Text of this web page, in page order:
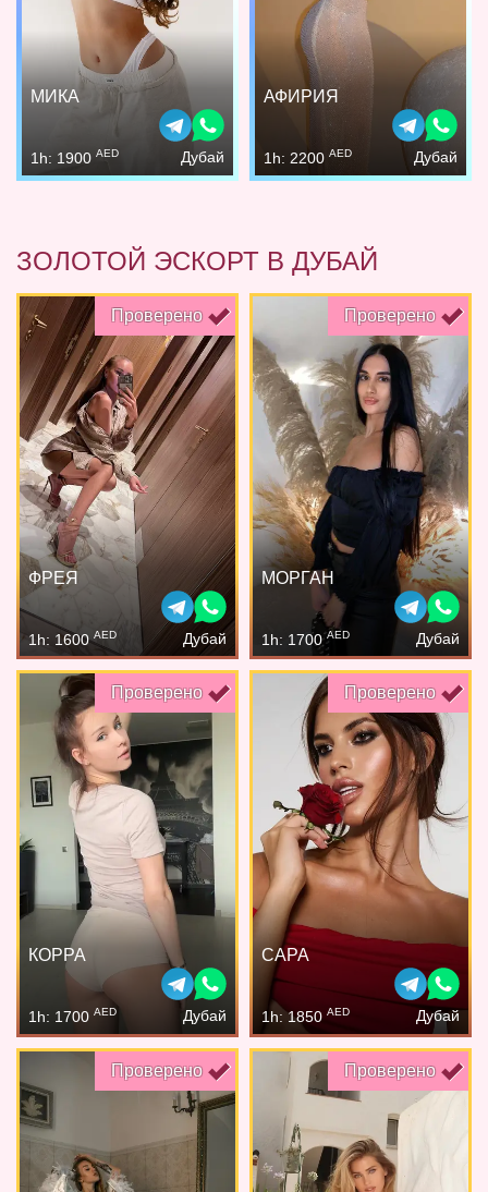
МИКА
1h: 1900 AED Дубай
АФИРИЯ
1h: 2200 AED Дубай
ЗОЛОТОЙ ЭСКОРТ В ДУБАЙ
Проверено
ФРЕЯ
1h: 1600AED Дубай
Проверено
МОРГАН
1h: 1700AED Дубай
Проверено
КОРРА
1h: 1700 AED Дубай
Проверено
САРА
1h: 1850 AED Дубай
Проверено Проверено